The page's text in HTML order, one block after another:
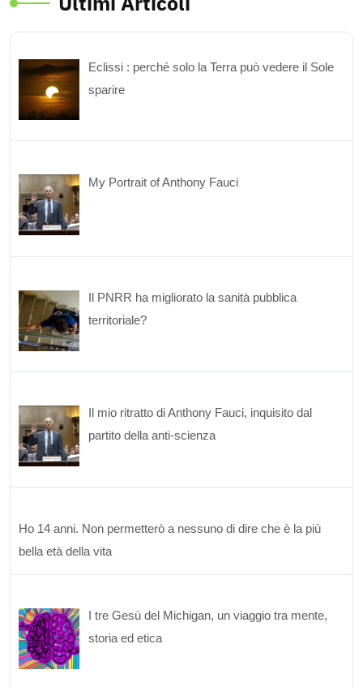
Eclissi : perché solo la Terra può vedere il Sole
sparire
My Portrait of Anthony Fauci
Il PNRR ha migliorato la sanità pubblica
territoriale?
Il mio ritratto di Anthony Fauci, inquisito dal
partito della anti-scienza
Ho 14 anni. Non permetterò a nessuno di dire che è la più
bella età della vita
I tre Gesù del Michigan, un viaggio tra mente,
storia ed etica